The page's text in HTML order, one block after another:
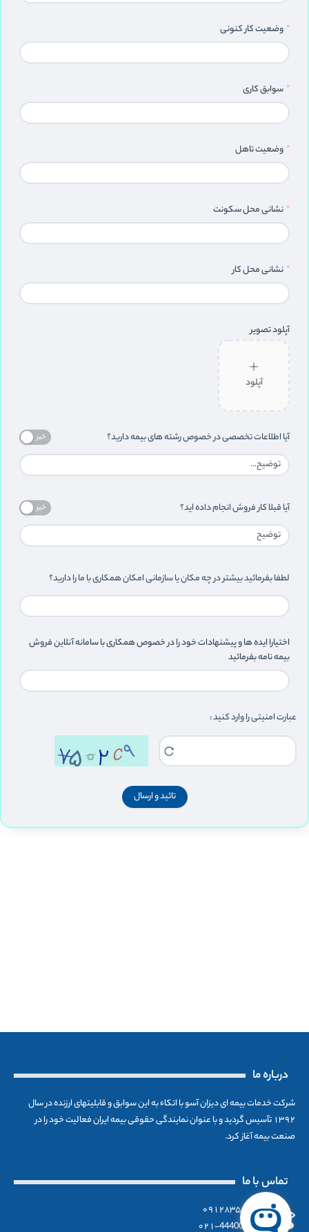
وضعیت کار کنونی
سوابق کاری
وضعیت تاهل
نشانی محل سکونت
نشانی محل کار
آپلود تصویر
آپلود
آیا اطلاعات تخصصی در خصوص رشته های بیمه دارید؟ خیر
آیا قبلا کار فروش انجام داده اید؟ خیر
لطفا بفرمائید بیشتر در چه مکان یا سازمانی امکان همکاری با ما را دارید؟
اختیارا ایده ها و پیشنهادات خود را در خصوص همکاری با سامانه آنلاین فروش
بیمه نامه بفرمائید
عبارت امنیتی را وارد کنید :
تائید و ارسال
درباره ما
شرکت خدمات بیمه ای دیزان آسو با اتکاء به این سوابق و قابلیتهای ارزنده در سال
۱۳۹۲ تٱسیس گردید و با عنوان نمایندگی حقوقی بیمه ایران فعالیت خود را در
صنعت بیمه آغاز کرد.
تماس با ما
۰۹۱۲۸۳۵۶۱۹۰
۰۲۱-444002300